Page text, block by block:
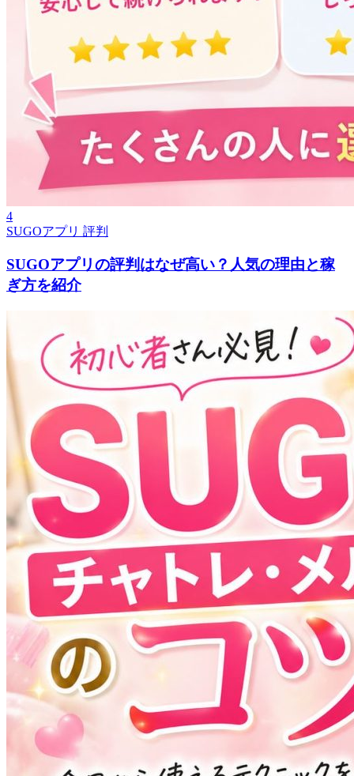
4
SUGOアプリ 評判
SUGOアプリの評判はなぜ高い？人気の理由と稼
ぎ方を紹介